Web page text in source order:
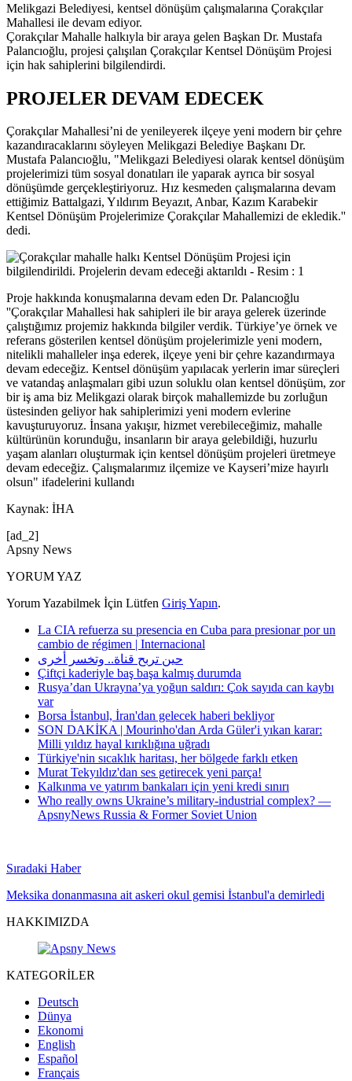
Melikgazi Belediyesi, kentsel dönüşüm çalışmalarına Çorakçılar
Mahallesi ile devam ediyor.
Çorakçılar Mahalle halkıyla bir araya gelen Başkan Dr. Mustafa
Palancıoğlu, projesi çalışılan Çorakçılar Kentsel Dönüşüm Projesi
için hak sahiplerini bilgilendirdi.
PROJELER DEVAM EDECEK
Çorakçılar Mahallesi’ni de yenileyerek ilçeye yeni modern bir çehre
kazandıracaklarını söyleyen Melikgazi Belediye Başkanı Dr.
Mustafa Palancıoğlu, "Melikgazi Belediyesi olarak kentsel dönüşüm
projelerimizi tüm sosyal donatıları ile yaparak ayrıca bir sosyal
dönüşümde gerçekleştiriyoruz. Hız kesmeden çalışmalarına devam
ettiğimiz Battalgazi, Yıldırım Beyazıt, Anbar, Kazım Karabekir
Kentsel Dönüşüm Projelerimize Çorakçılar Mahallemizi de ekledik.''
dedi.
Proje hakkında konuşmalarına devam eden Dr. Palancıoğlu
''Çorakçılar Mahallesi hak sahipleri ile bir araya gelerek üzerinde
çalıştığımız projemiz hakkında bilgiler verdik. Türkiye’ye örnek ve
referans gösterilen kentsel dönüşüm projelerimizle yeni modern,
nitelikli mahalleler inşa ederek, ilçeye yeni bir çehre kazandırmaya
devam edeceğiz. Kentsel dönüşüm yapılacak yerlerin imar süreçleri
ve vatandaş anlaşmaları gibi uzun soluklu olan kentsel dönüşüm, zor
bir iş ama biz Melikgazi olarak birçok mahallemizde bu zorluğun
üstesinden geliyor hak sahiplerimizi yeni modern evlerine
kavuşturuyoruz. İnsana yakışır, hizmet verebileceğimiz, mahalle
kültürünün korunduğu, insanların bir araya gelebildiği, huzurlu
yaşam alanları oluşturmak için kentsel dönüşüm projeleri üretmeye
devam edeceğiz. Çalışmalarımız ilçemize ve Kayseri’mize hayırlı
olsun" ifadelerini kullandı
Kaynak: İHA
[ad_2]
Apsny News
YORUM YAZ
Yorum Yazabilmek İçin Lütfen Giriş Yapın.
La CIA refuerza su presencia en Cuba para presionar por un
cambio de régimen | Internacional
حين تربح قناة.. وتخسر أخرى
Çiftçi kaderiyle baş başa kalmış durumda
Rusya’dan Ukrayna’ya yoğun saldırı: Çok sayıda can kaybı
var
Borsa İstanbul, İran'dan gelecek haberi bekliyor
SON DAKİKA | Mourinho'dan Arda Güler'i yıkan karar:
Milli yıldız hayal kırıklığına uğradı
Türkiye'nin sıcaklık haritası, her bölgede farklı etken
Murat Tekyıldız'dan ses getirecek yeni parça!
Kalkınma ve yatırım bankaları için yeni kredi sınırı
Who really owns Ukraine’s military-industrial complex? —
ApsnyNews Russia & Former Soviet Union
Sıradaki Haber
Meksika donanmasına ait askeri okul gemisi İstanbul'a demirledi
HAKKIMIZDA
KATEGORİLER
Deutsch
Dünya
Ekonomi
English
Español
Français